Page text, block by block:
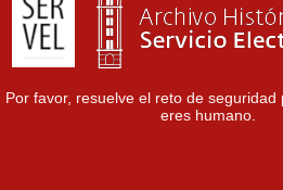
Por favor, resuelve el reto de
eres humano.